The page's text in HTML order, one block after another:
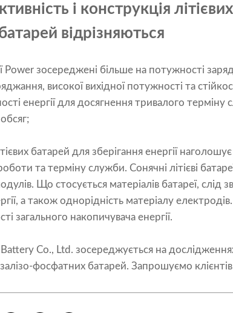
і конструкція
відрізняються
Power зосереджені більше на потужності
високої вихідної потужності та
енергії для досягнення тривалого
батарей для зберігання енергії
та терміну служби. Сонячні літієві
Що стосується матеріалів батареї, слід
а також однорідність матеріалу
загального накопичувача енергії.
Co., Ltd. зосереджується на
залізо-фосфатних батарей. Запрошуємо